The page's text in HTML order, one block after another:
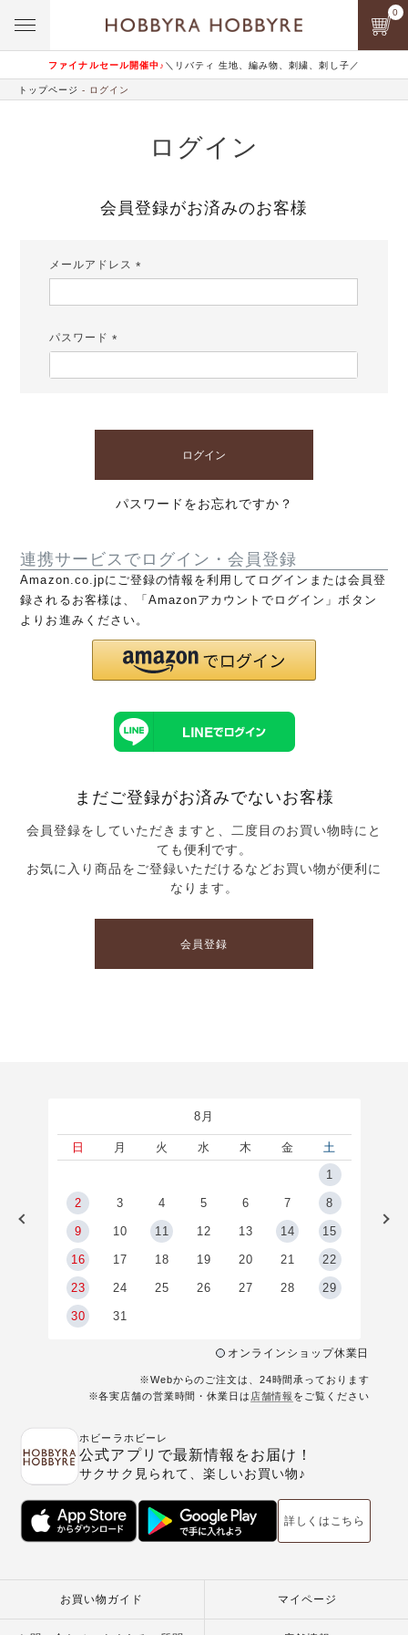
ファイナルセール開催中♪ ＼リバティ 生地、編み物、刺繍、刺し子／
0
トップページ ログイン
ログイン
会員登録がお済みのお客様
メールアドレス
パスワード
ログイン
パスワードをお忘れですか？
連携サービスでログイン・会員登録
Amazon.co.jpにご登録の情報を利用してログインまたは会員登
録されるお客様は、「Amazonアカウントでログイン」ボタン
よりお進みください。
まだご登録がお済みでないお客様
会員登録をしていただきますと、二度目のお買い物時にと
ても便利です。
お気に入り商品をご登録いただけるなどお買い物が便利に
なります。
会員登録
8月
日 月 火 水 木 金
土
1
2 3 4 5 6 7 8
9 10 11 12 13 14 15
16 17 18 19 20 21 22
23 24 25 26 27 28 29
30 31
オンラインショップ休業日
※Webからのご注文は、24時間承っております
※各実店舗の営業時間・休業日は 店舗情報 をご覧ください
ホビーラホビーレ
公式アプリで最新情報をお届け！
サクサク見られて、楽しいお買い物♪
詳しくはこちら
お買い物ガイド マイページ